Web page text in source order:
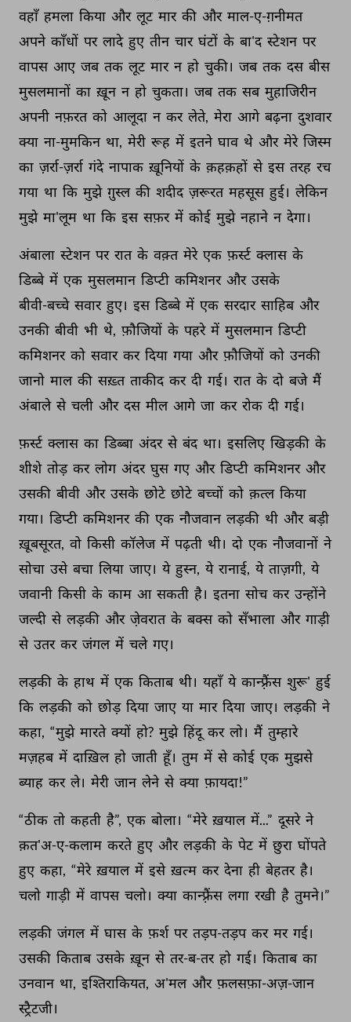
वहाँ हमला किया और लूट मार की और माल-ए-ग़नीमत
अपने काँधों पर लादे हुए तीन चार घंटों के बा'द स्टेशन पर
वापस आए जब तक लूट मार न हो चुकी। जब तक दस बीस
मुसलमानों का ख़ून न हो चुकता। जब तक सब मुहाजिरीन
अपनी नफ़रत को आलूदा न कर लेते, मेरा आगे बढ़ना दुशवार
क्या ना-मुमकिन था, मेरी रूह में इतने घाव थे और मेरे जिस्म
का ज़र्रा-ज़र्रा गंदे नापाक ख़ूनियों के क़हक़हों से इस तरह रच
गया था कि मुझे ग़ुस्ल की शदीद ज़रूरत महसूस हुई। लेकिन
मुझे मा'लूम था कि इस सफ़र में कोई मुझे नहाने न देगा।
अंबाला स्टेशन पर रात के वक़्त मेरे एक फ़र्स्ट क्लास के
डिब्बे में एक मुसलमान डिप्टी कमिशनर और उसके
बीवी-बच्चे सवार हुए। इस डिब्बे में एक सरदार साहिब और
उनकी बीवी भी थे, फ़ौजियों के पहरे में मुसलमान डिप्टी
कमिशनर को सवार कर दिया गया और फ़ौजियों को उनकी
जानो माल की सख़्त ताकीद कर दी गई। रात के दो बजे मैं
अंबाले से चली और दस मील आगे जा कर रोक दी गई।
फ़र्स्ट क्लास का डिब्बा अंदर से बंद था। इसलिए खिड़की के
शीशे तोड़ कर लोग अंदर घुस गए और डिप्टी कमिशनर और
उसकी बीवी और उसके छोटे छोटे बच्चों को क़त्ल किया
गया। डिप्टी कमिशनर की एक नौजवान लड़की थी और बड़ी
ख़ूबसूरत, वो किसी कॉलेज में पढ़ती थी। दो एक नौजवानों ने
सोचा उसे बचा लिया जाए। ये हुस्न, ये रानाई, ये ताज़गी, ये
जवानी किसी के काम आ सकती है। इतना सोच कर उन्होंने
जल्दी से लड़की और जे़वरात के बक्स को सँभाला और गाड़ी
से उतर कर जंगल में चले गए।
लड़की के हाथ में एक किताब थी। यहाँ ये कान्फ़्रैंस शुरू' हुई
कि लड़की को छोड़ दिया जाए या मार दिया जाए। लड़की ने
कहा, “मुझे मारते क्यों हो? मुझे हिंदू कर लो। मैं तुम्हारे
मज़हब में दाख़िल हो जाती हूँ। तुम में से कोई एक मुझसे
ब्याह कर ले। मेरी जान लेने से क्या फ़ायदा!”
“ठीक तो कहती है”, एक बोला। “मेरे ख़याल में...” दूसरे ने
क़त'अ-ए-कलाम करते हुए और लड़की के पेट में छुरा घोंपते
हुए कहा, “मेरे ख़याल में इसे ख़त्म कर देना ही बेहतर है।
चलो गाड़ी में वापस चलो। क्या कान्फ़्रैंस लगा रखी है तुमने।”
लड़की जंगल में घास के फ़र्श पर तड़प-तड़प कर मर गई।
उसकी किताब उसके ख़ून से तर-ब-तर हो गई। किताब का
उनवान था, इश्तिराकियत, अ'मल और फ़लसफ़ा-अज़-जान
स्ट्रैटजी।